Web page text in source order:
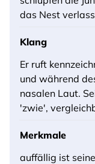
das Nest
Klang
Er ruft
und während
nasalen Laut.
'zwie',
Merkmale
auffällig ist